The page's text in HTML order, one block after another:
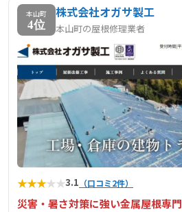
本山町
4位
株式会社オガサ製工
本山町の屋根修理業者
★★★★★3.1 （口コミ2件）
災害・暑さ対策に強い金属屋根専門